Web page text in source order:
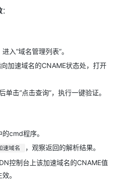
：
入“域名管理列表”。
加速域名的CNAME状态处，打开
单击“点击查询”，执行一键验证。
cmd程序。
域名
，观察返回的解析结果。
控制台上该加速域名的CNAME值
。